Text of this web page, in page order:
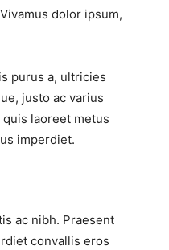
dolor ipsum,
purus a, ultricies
justo ac varius
laoreet metus
imperdiet.
ac nibh. Praesent
convallis eros